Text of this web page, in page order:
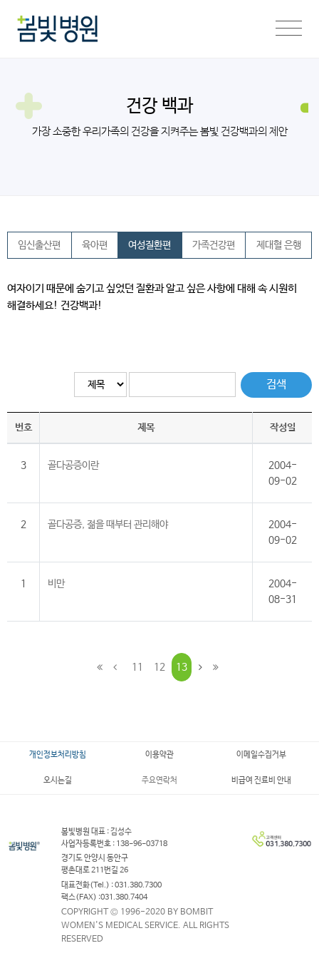
건강 백과
가장 소중한 우리가족의 건강을 지켜주는 봄빛 건강백과의 제안
임신출산편 육아편 여성질환편 가족건강편 제대혈 은행
여자이기 때문에 숨기고 싶었던 질환과 알고 싶은 사항에 대해 속 시원히
해결하세요! 건강백과!
검색
번호 제목 작성일
3 골다공증이란
2004-
09-02
2 골다공증, 젊을 때부터 관리해야
2004-
09-02
1 비만
2004-
08-31
11 12 13
개인정보처리방침 이용약관 이메일수집거부
오시는길 주요연락처 비급여 진료비 안내
봄빛병원 대표 : 김성수
사업자등록번호 : 138-96-03718
경기도 안양시 동안구
평촌대로 211번길 26
대표전화(Tel.) : 031.380.7300
팩스(FAX) :031.380.7404
COPYRIGHT © 1996-2020 BY BOMBIT
WOMEN'S MEDICAL SERVICE. ALL RIGHTS
RESERVED